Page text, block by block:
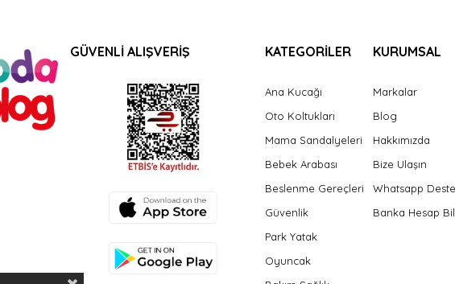
GÜVENLİ ALIŞVERİŞ KATEGORİLER
Ana Kucağı
Oto Koltukları
Mama Sandalyeleri
Bebek Arabası
Beslenme Gereçleri
Güvenlik
Park Yatak
Oyuncak
KURUMSAL
Markalar
Blog
Hakkımızda
Bize Ulaşın
Whatsapp
Banka Hesap